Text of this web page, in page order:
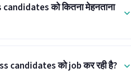
को कितना मेहनताना
candidates को job कर रही है?